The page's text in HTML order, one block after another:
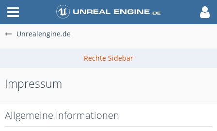
Unrealengine.de
Impressum
Allgemeine Informationen